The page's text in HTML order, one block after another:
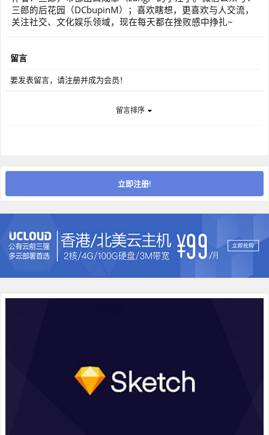
三郎的后花园（DCbupinM）；喜欢瞎想，更喜欢与人交流，
关注社交、文化娱乐领域，现在每天都在挫败感中挣扎~
留言
要发表留言，请注册并成为会员！
留言排序
立即注册!